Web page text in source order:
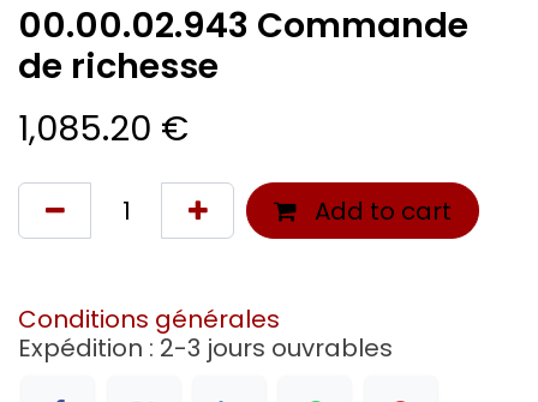
00.00.02.943 Commande
de richesse
1,085.20 €
Add to cart
Conditions générales
Expédition : 2-3 jours ouvrables